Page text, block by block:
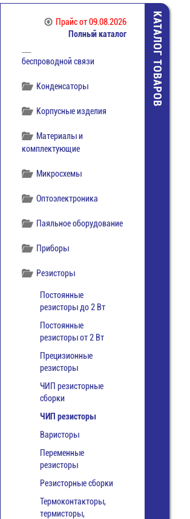
Прайсот 09.08.2026
Полный каталог
отечественная
беспроводной связи
Конденсаторы
Корпусные изделия
Материалы и
комплектующие
Микросхемы
Оптоэлектроника
Паяльное оборудование
Приборы
Резисторы
Постоянные
резисторы до 2 Вт
Постоянные
резисторы от 2 Вт
Прецизионные
резисторы
ЧИП резисторные
сборки
ЧИП резисторы
Варисторы
Переменные
резисторы
Резисторные сборки
Термоконтакторы,
термисторы,
КАТАЛОГ ТОВАРОВ